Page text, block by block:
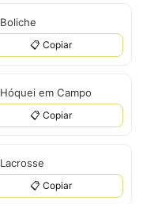
Boliche
📋 Copiar
Hóquei em Campo
📋 Copiar
Lacrosse
📋 Copiar